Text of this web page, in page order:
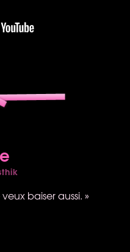
baiser aussi. »